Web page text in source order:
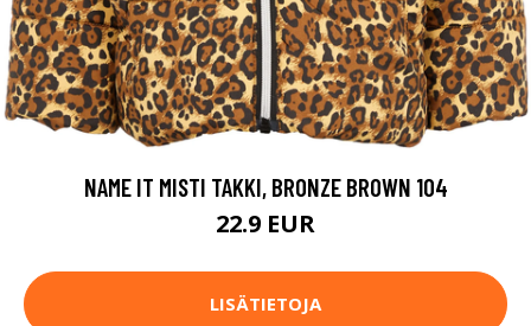
NAME IT MISTI TAKKI, BRONZE BROWN 104
22.9 EUR
LISÄTIETOJA